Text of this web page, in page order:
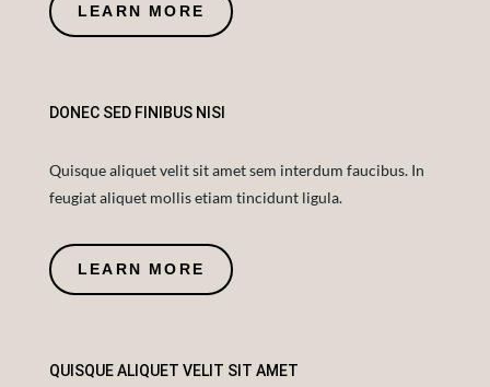
LEARN MORE
DONEC SED FINIBUS NISI
Quisque aliquet velit sit amet sem interdum faucibus. In
feugiat aliquet mollis etiam tincidunt ligula.
LEARN MORE
QUISQUE ALIQUET VELIT SIT AMET